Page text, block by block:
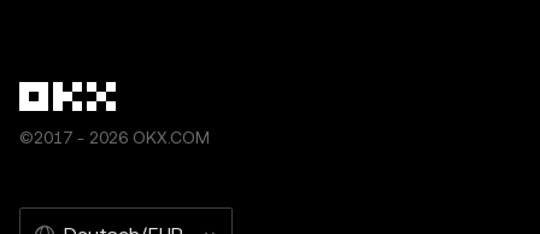
©2017 - 2026 OKX.COM